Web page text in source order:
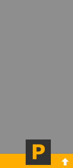
